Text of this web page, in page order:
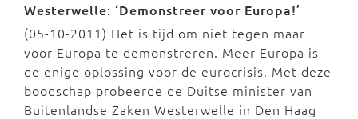
Westerwelle: ‘Demonstreer voor Europa!’
(05-10-2011) Het is tijd om niet tegen maar
voor Europa te demonstreren. Meer Europa is
de enige oplossing voor de eurocrisis. Met deze
boodschap probeerde de Duitse minister van
Buitenlandse Zaken Westerwelle in Den Haag